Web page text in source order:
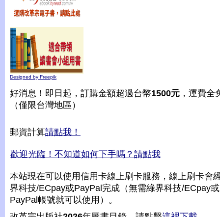
Designed by Freepik
好消息！即日起，訂購金額超過台幣1500元 ，運費全
（僅限台灣地區）
郵資計算請點我！
歡迎光臨！不知道如何下手嗎？請點我
本站現在可以使用信用卡線上刷卡服務，線上刷卡會
界科技/ECpay或PayPal完成（無需綠界科技/ECpay或
PayPal帳號就可以使用）。